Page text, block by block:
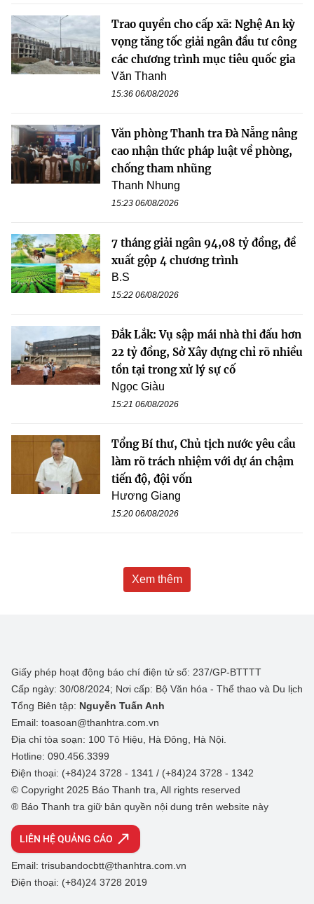
Trao quyền cho cấp xã: Nghệ An kỳ
vọng tăng tốc giải ngân đầu tư công
các chương trình mục tiêu quốc gia
Văn Thanh
15:36 06/08/2026
Văn phòng Thanh tra Đà Nẵng nâng
cao nhận thức pháp luật về phòng,
chống tham nhũng
Thanh Nhung
15:23 06/08/2026
7 tháng giải ngân 94,08 tỷ đồng, đề
xuất gộp 4 chương trình
B.S
15:22 06/08/2026
Đắk Lắk: Vụ sập mái nhà thi đấu hơn
22 tỷ đồng, Sở Xây dựng chỉ rõ nhiều
tồn tại trong xử lý sự cố
Ngọc Giàu
15:21 06/08/2026
Tổng Bí thư, Chủ tịch nước yêu cầu
làm rõ trách nhiệm với dự án chậm
tiến độ, đội vốn
Hương Giang
15:20 06/08/2026
Xem thêm
Giấy phép hoạt động báo chí điện tử số: 237/GP-BTTTT
Cấp ngày: 30/08/2024; Nơi cấp: Bộ Văn hóa - Thể thao và Du lịch
Tổng Biên tập: Nguyễn Tuấn Anh
Email: toasoan@thanhtra.com.vn
Địa chỉ tòa soạn: 100 Tô Hiệu, Hà Đông, Hà Nội.
Hotline: 090.456.3399
Điện thoại: (+84)24 3728 - 1341 / (+84)24 3728 - 1342
© Copyright 2025 Báo Thanh tra, All rights reserved
® Báo Thanh tra giữ bản quyền nội dung trên website này
LIÊN HỆ QUẢNG CÁO
Email: trisubandocbtt@thanhtra.com.vn
Điện thoại: (+84)24 3728 2019